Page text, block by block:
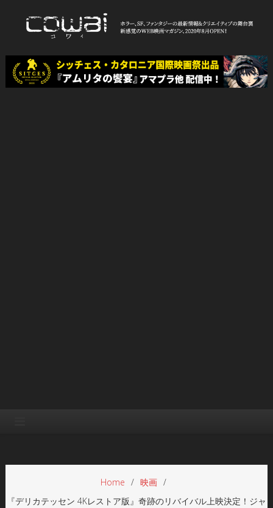
WEB映画マガジン「cowai コ
ワイ」
Home
映画
『デリカテッセン 4Kレストア版』奇跡のリバイバル上映決定！ジャ